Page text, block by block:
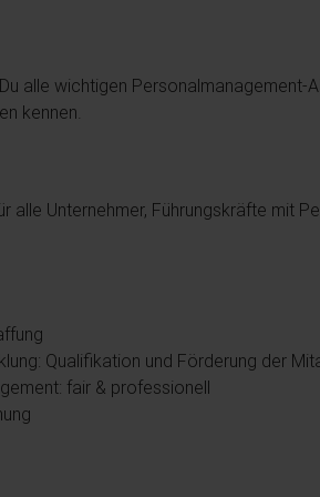
alle wichtigen
kennen.
alle Unternehmer, Führungskräfte mit
Qualifikation und Förderung der
fair & professionell